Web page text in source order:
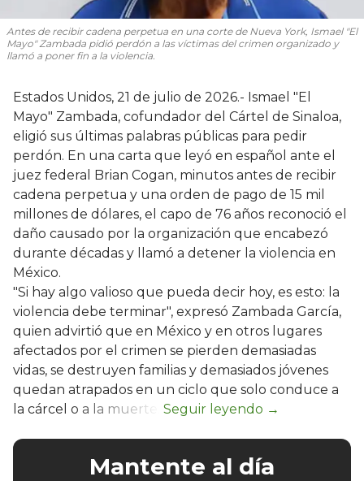
Antes de recibir cadena perpetua en una corte de Nueva York, Ismael "El
Mayo" Zambada pidió perdón a las víctimas del crimen organizado y
llamó a poner fin a la violencia.
Estados Unidos, 21 de julio de 2026.- Ismael "El
Mayo" Zambada, cofundador del Cártel de Sinaloa,
eligió sus últimas palabras públicas para pedir
perdón. En una carta que leyó en español ante el
juez federal Brian Cogan, minutos antes de recibir
cadena perpetua y una orden de pago de 15 mil
millones de dólares, el capo de 76 años reconoció el
daño causado por la organización que encabezó
durante décadas y llamó a detener la violencia en
México.
"Si hay algo valioso que pueda decir hoy, es esto: la
violencia debe terminar", expresó Zambada García,
quien advirtió que en México y en otros lugares
afectados por el crimen se pierden demasiadas
vidas, se destruyen familias y demasiados jóvenes
quedan atrapados en un ciclo que solo conduce a
la cárcel o a la muerte.
Mantente al día